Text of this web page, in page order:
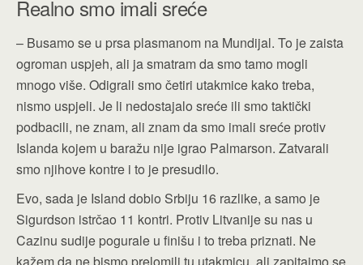
Realno smo imali sreće
– Busamo se u prsa plasmanom na Mundijal. To je zaista
ogroman uspjeh, ali ja smatram da smo tamo mogli
mnogo više. Odigrali smo četiri utakmice kako treba,
nismo uspjeli. Je li nedostajalo sreće ili smo taktički
podbacili, ne znam, ali znam da smo imali sreće protiv
Islanda kojem u baražu nije igrao Palmarson. Zatvarali
smo njihove kontre i to je presudilo.
Evo, sada je Island dobio Srbiju 16 razlike, a samo je
Sigurdson istrčao 11 kontri. Protiv Litvanije su nas u
Cazinu sudije pogurale u finišu i to treba priznati. Ne